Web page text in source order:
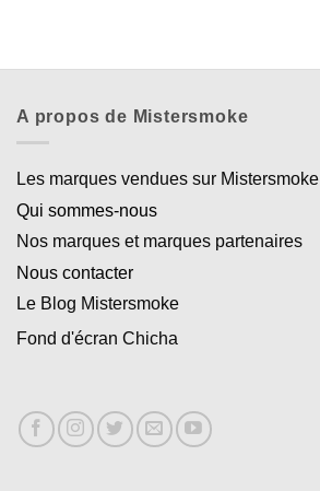
A propos de Mistersmoke
Les marques vendues sur Mistersmoke
Qui sommes-nous
Nos marques et marques partenaires
Nous contacter
Le Blog Mistersmoke
Fond d'écran Chicha